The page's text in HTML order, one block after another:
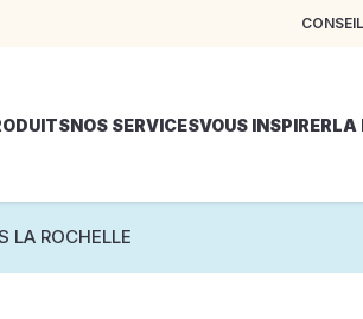
NOS SERVICESVOUS INSPIRERLA
LA ROCHELLE